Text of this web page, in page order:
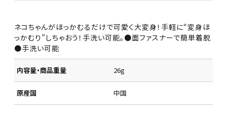
ネコちゃんがほっかむるだけで可愛く大変身！手軽に“変身ほ
っかむり”しちゃおう！手洗い可能。●面ファスナーで簡単着脱
●手洗い可能
内容量・商品重量 26g
原産国 中国